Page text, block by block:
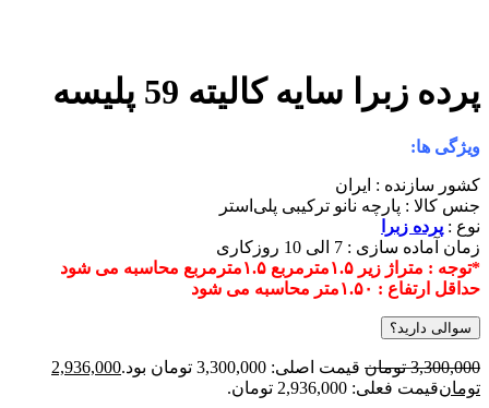
زبرا سایه کالیته 59 پلیسه
ها:
سازنده : ایران
کالا : پارچه نانو ترکیبی پلی‌استر
: پرده زبرا
آماده سازی : 7 الی 10 روزکاری
: متراژ زیر ۱.۵مترمربع ۱.۵مترمربع محاسبه می شود
ارتفاع : ۱.۵۰متر محاسبه می شود
سوالی دارید؟
تومان قیمت اصلی: 3,300,000 تومان بود.
2,936,000
قیمت فعلی: 2,936,000 تومان.